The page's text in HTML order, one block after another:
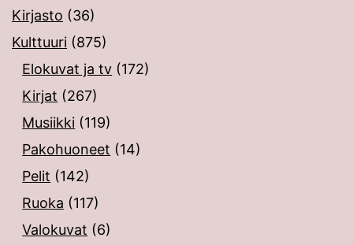
Kirjasto (36)
Kulttuuri (875)
Elokuvat ja tv (172)
Kirjat (267)
Musiikki (119)
Pakohuoneet (14)
Pelit (142)
Ruoka (117)
Valokuvat (6)